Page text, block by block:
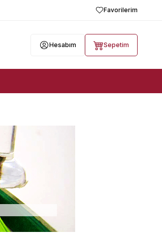
Favorilerim
Hesabım Sepetim